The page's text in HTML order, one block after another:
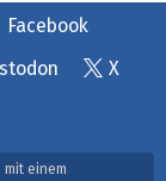
Facebook
X
mit einem